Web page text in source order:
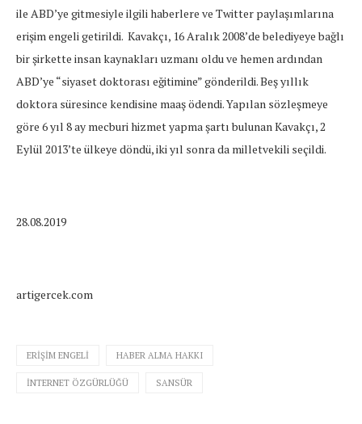
ile ABD’ye gitmesiyle ilgili haberlere ve Twitter paylaşımlarına
erişim engeli getirildi. Kavakçı, 16 Aralık 2008’de belediyeye bağlı
bir şirkette insan kaynakları uzmanı oldu ve hemen ardından
ABD’ye “siyaset doktorası eğitimine” gönderildi. Beş yıllık
doktora süresince kendisine maaş ödendi. Yapılan sözleşmeye
göre 6 yıl 8 ay mecburi hizmet yapma şartı bulunan Kavakçı, 2
Eylül 2013’te ülkeye döndü, iki yıl sonra da milletvekili seçildi.
28.08.2019
artigercek.com
ERIŞIM ENGELI HABER ALMA HAKKI
İNTERNET ÖZGÜRLÜĞÜ SANSÜR